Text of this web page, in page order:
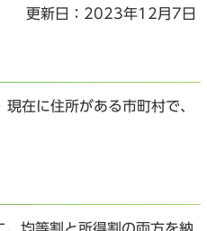
更新日：2023年12月7日
在に住所がある市町村で、